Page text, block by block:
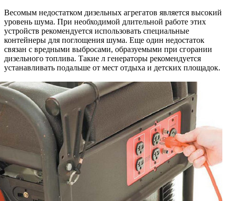
Весомым недостатком дизельных агрегатов является высокий
уровень шума. При необходимой длительной работе этих
устройств рекомендуется использовать специальные
контейнеры для поглощения шума. Еще один недостаток
связан с вредными выбросами, образуемыми при сгорании
дизельного топлива. Такие л генераторы рекомендуется
устанавливать подальше от мест отдыха и детских площадок.